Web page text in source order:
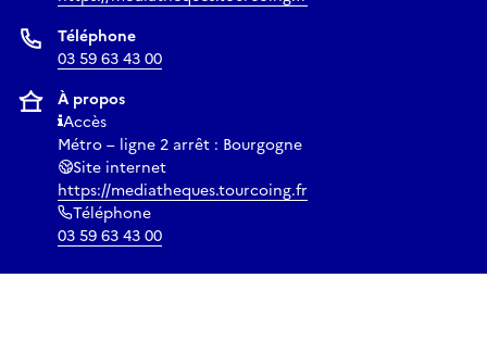
Téléphone
03 59 63 43 00
À propos
Accès
Métro – ligne 2 arrêt : Bourgogne
Site internet
https://mediatheques.tourcoing.fr
Téléphone
03 59 63 43 00